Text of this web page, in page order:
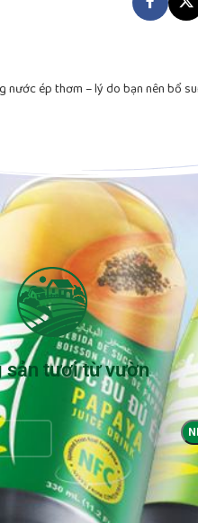
nước ép thơm – lý do bạn nên bổ
sản tươi từ vườn